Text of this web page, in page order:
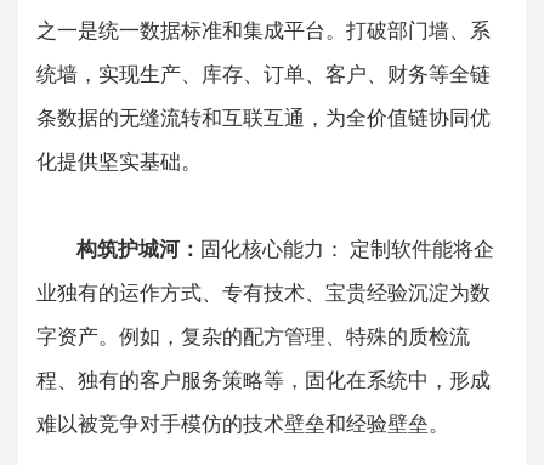
之一是统一数据标准和集成平台。打破部门墙、系
统墙，实现生产、库存、订单、客户、财务等全链
条数据的无缝流转和互联互通，为全价值链协同优
化提供坚实基础。
​​构筑护城河： 固化核心能力：​​ 定制软件能将企
业独有的运作方式、专有技术、宝贵经验沉淀为数
字资产。例如，复杂的配方管理、特殊的质检流
程、独有的客户服务策略等，固化在系统中，形成
难以被竞争对手模仿的技术壁垒和经验壁垒。